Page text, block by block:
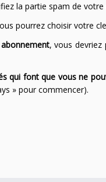
la partie spam de votre
pourrez choisir votre
, vous devriez
qui font que vous ne
» pour commencer).